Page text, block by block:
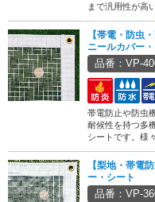
まで汎用性が高
【帯電・防虫
ニールカバー
品番：VP-
帯電防止や防虫
耐候性を持つ多
シートです。様
【梨地・帯電
ー・シート
品番：VP-